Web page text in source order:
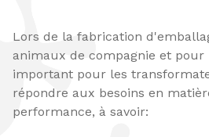
Lors de la fabrication
animaux de compagnie et pour
important pour les
répondre aux besoins en
performance, à savoir: